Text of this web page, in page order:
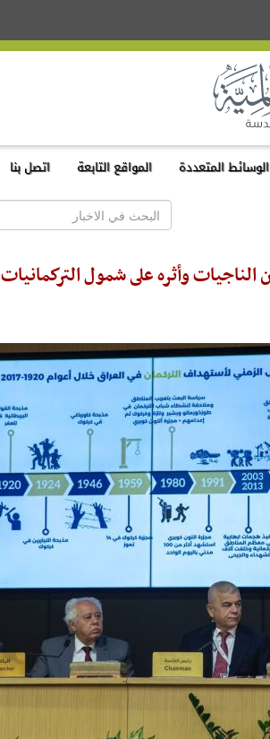
الوسائط المتعددة المواقع التابعة اتصل بنا
وأثره على شمول التركمانيات